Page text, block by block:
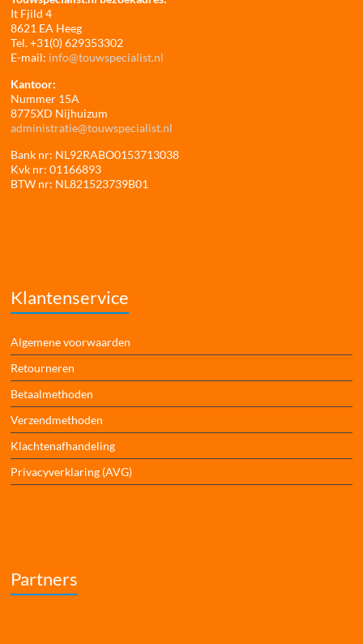
It Fjild 4
8621 EA Heeg
Tel. +31(0) 629353302
E-mail: info@touwspecialist.nl
Kantoor:
Nummer 15A
8775XD Nijhuizum
administratie@touwspecialist.nl
Bank nr: NL92RABO0153713038
Kvk nr: 01166893
BTW nr: NL821523739B01
Klantenservice
Algemene voorwaarden
Retourneren
Betaalmethoden
Verzendmethoden
Klachtenafhandeling
Privacyverklaring (AVG)
Partners